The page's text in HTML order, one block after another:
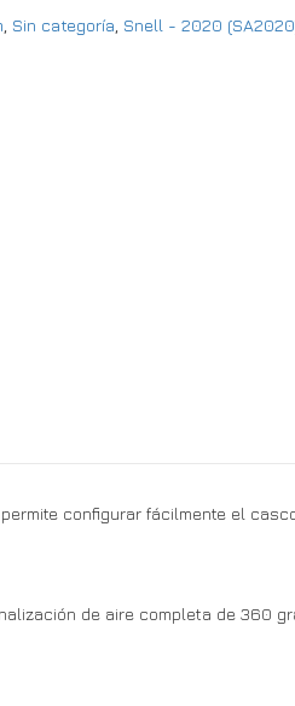
Sin categoría Snell - 2020
configurar fácilmente el
de aire completa de 360